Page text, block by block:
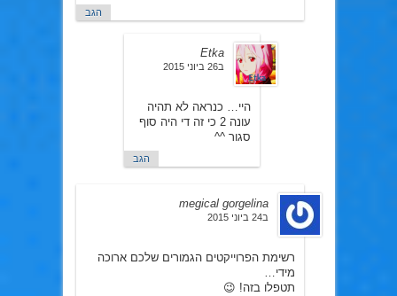
הגב
Etka
ב26 ביוני 2015
היי… כנראה לא תהיה
עונה 2 כי זה די היה סוף
סגור ^^
הגב
megical gorgelina
ב24 ביוני 2015
רשימת הפרוייקטים הגמורים שלכם ארוכה
מידי…
תטפלו בזה! 😉